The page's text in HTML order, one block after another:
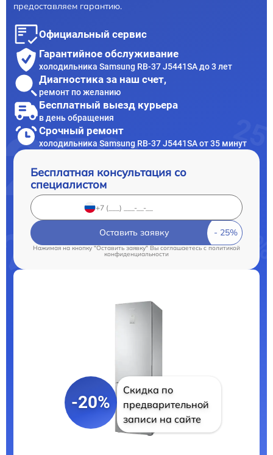
предоставляем гарантию.
Официальный сервис
Гарантийное обслуживание
холодильника Samsung RB-37 J5441SA до 3 лет
Диагностика за наш счет,
ремонт по желанию
Бесплатный выезд курьера
в день обращения
Срочный ремонт
холодильника Samsung RB-37 J5441SA от 35 минут
Бесплатная консультация со
специалистом
Оставить заявку
Нажимая на кнопку "Оставить заявку" Вы соглашаетесь c политикой
конфиденциальности
-20%
Скидка по
предварительной
записи на сайте